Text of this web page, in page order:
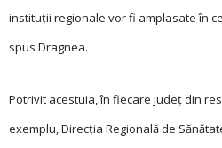
instituţii regionale vor fi amplasate în
spus Dragnea.
Potrivit acestuia, în fie­care judeţ din
exemplu, Direcţia Regională de